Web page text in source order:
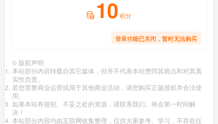
10 积分
登录功能已关闭，暂时无法购买
© 版权声明
本站部分内容转载自其它媒体，但并不代表本站赞同其观点和对其真
实性负责。
若您需要商业运营或用于其他商业活动，请您购买正版授权并合法使
用。
如果本站有侵犯、不妥之处的资源，请联系我们。将会第一时间解
决！
本站部分内容均由互联网收集整理，仅供大家参考、学习，不存在任